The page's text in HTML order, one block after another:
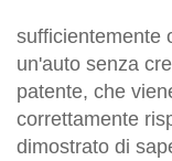
sufficientemente
un'auto senza
patente, che
correttamente
dimostrato di